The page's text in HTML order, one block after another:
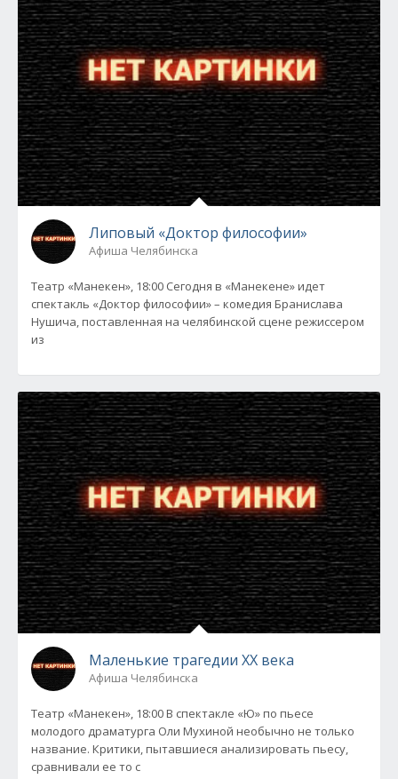
Липовый «Доктор философии»
Афиша Челябинска
Театр «Манекен», 18:00 Сегодня в «Манекене» идет
спектакль «Доктор философии» – комедия Бранислава
Нушича, поставленная на челябинской сцене режиссером
из
Маленькие трагедии XX века
Афиша Челябинска
Театр «Манекен», 18:00 В спектакле «Ю» по пьесе
молодого драматурга Оли Мухиной необычно не только
название. Критики, пытавшиеся анализировать пьесу,
сравнивали ее то с